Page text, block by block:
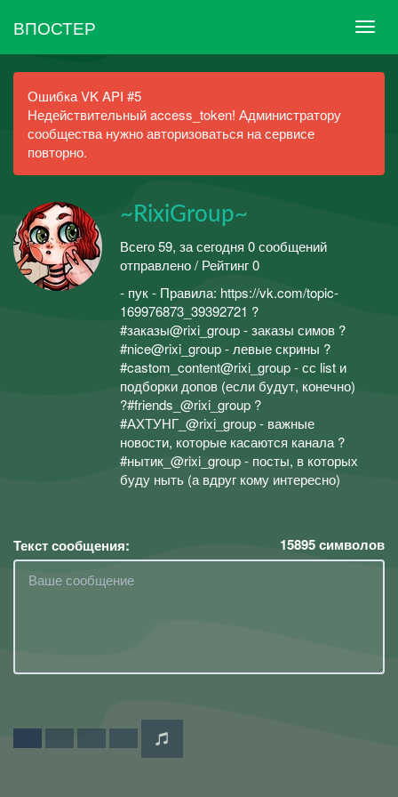
ВПОСТЕР
Ошибка VK API #5
Недействительный access_token! Администратору
сообщества нужно авторизоваться на сервисе
повторно.
~RixiGroup~
Всего 59, за сегодня 0 сообщений
отправлено / Рейтинг 0
- пук - Правила: https://vk.com/topic-
169976873_39392721 ?
#заказы@rixi_group - заказы симов ?
#nice@rixi_group - левые скрины ?
#castom_content@rixi_group - сс list и
подборки допов (если будут, конечно)
?#friends_@rixi_group ?
#АХТУНГ_@rixi_group - важные
новости, которые касаются канала ?
#нытик_@rixi_group - посты, в которых
буду ныть (а вдруг кому интересно)
Текст сообщения: 15895символов